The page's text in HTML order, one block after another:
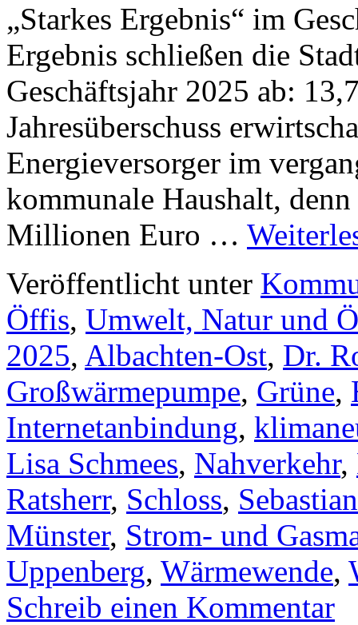
„Starkes Ergebnis“ im
Ergebnis schließen die
Geschäftsjahr 2025 ab:
Jahresüberschuss
Energieversorger im
kommunale Haushalt,
Millionen Euro …
Veröffentlicht unter
Öffis, Umwelt, Natur und
2025, Albachten-Ost, Dr.
Großwärmepumpe, Grüne,
Internetanbindung,
Lisa Schmees, Nahverkehr,
Ratsherr, Schloss,
Münster, Strom- und
Uppenberg, Wärmewende,
Schreib einen Kommentar